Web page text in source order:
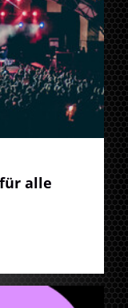
alle